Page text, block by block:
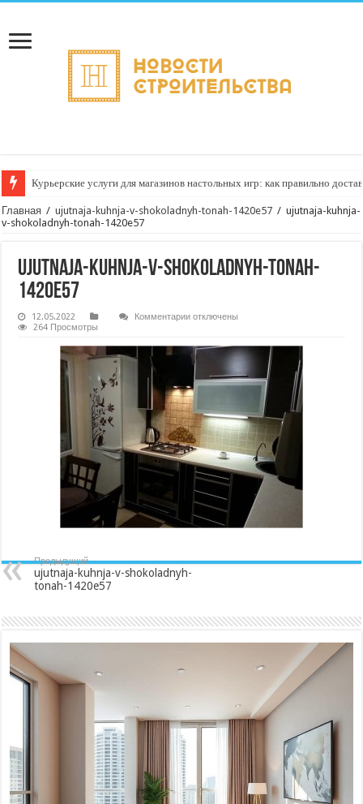
Курьерские услуги для магазинов настольных игр: как правильно
Главная / ujutnaja-kuhnja-v-shokoladnyh-tonah-1420e57 / ujutnaja-kuhnja-
v-shokoladnyh-tonah-1420e57
ujutnaja-kuhnja-v-shokoladnyh-tonah-
1420e57
12.05.2022 Комментариик
kuhnja-
v-
shokoladnyh-
tonah-
1420e57
отключены
264 Просмотры
Предыдущий
ujutnaja-kuhnja-v-shokoladnyh-
tonah-1420e57